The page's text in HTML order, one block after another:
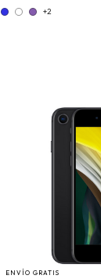
+2
ENVÍO GRATIS